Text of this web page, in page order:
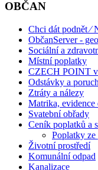
OBČAN
Chci dát podnět ⁄
ObčanServer -
Sociální a
Místní poplatky
CZECH POINT
Odstávky a
Ztráty a nálezy
Matrika, evidence
Svatební obřady
Ceník poplatků a
Poplatky ze
Životní prostředí
Komunální odpad
Kanalizace